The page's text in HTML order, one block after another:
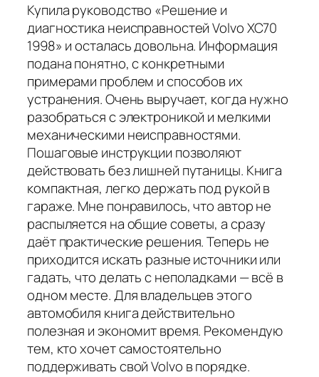
Купила руководство «Решение и
диагностика неисправностей Volvo XC70
1998» и осталась довольна. Информация
подана понятно, с конкретными
примерами проблем и способов их
устранения. Очень выручает, когда нужно
разобраться с электроникой и мелкими
механическими неисправностями.
Пошаговые инструкции позволяют
действовать без лишней путаницы. Книга
компактная, легко держать под рукой в
гараже. Мне понравилось, что автор не
распыляется на общие советы, а сразу
даёт практические решения. Теперь не
приходится искать разные источники или
гадать, что делать с неполадками — всё в
одном месте. Для владельцев этого
автомобиля книга действительно
полезная и экономит время. Рекомендую
тем, кто хочет самостоятельно
поддерживать свой Volvo в порядке.